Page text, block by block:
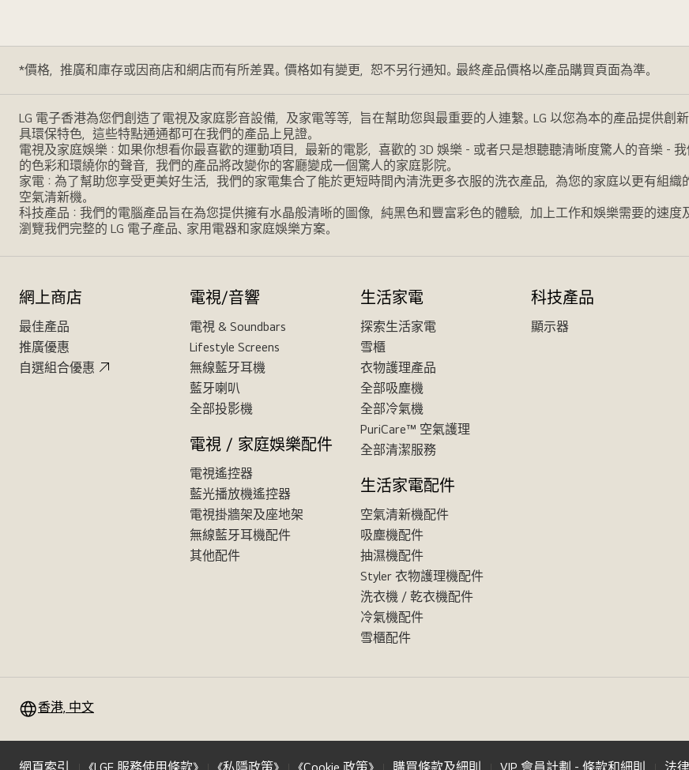
*價格，推廣和庫存或因商店和網店而有所差異。價格如有變更，恕不另行通知。最終產品價格以產品購買頁面為準。
LG 電子香港為您們創造了電視及家庭影音設備，及家電等等，旨在幫助您與最重要的人連繫。LG 以您為本的產品提供創
具環保特色，這些特點通通都可在我們的產品上見證。
電視及家庭娛樂：如果你想看你最喜歡的運動項目，最新的電影，喜歡的 3D 娛樂 - 或者只是想聽聽清晰度驚人的音樂 -
的色彩和環繞你的聲音，我們的產品將改變你的客廳變成一個驚人的家庭影院。
家電：為了幫助您享受更美好生活，我們的家電集合了能於更短時間內清洗更多衣服的洗衣產品，為您的家庭以更有組
空氣清新機。
科技產品：我們的電腦產品旨在為您提供擁有水晶般清晰的圖像，純黑色和豐富彩色的體驗，加上工作和娛樂需要的速度
瀏覽我們完整的 LG 電子產品、家用電器和家庭娛樂方案。
網上商店
最佳產品
推廣優惠
自選組合優惠
電視/音響
電視 & Soundbars
Lifestyle Screens
無線藍牙耳機
藍牙喇叭
全部投影機
電視 / 家庭娛樂配件
電視遙控器
藍光播放機遙控器
電視掛牆架及座地架
無線藍牙耳機配件
其他配件
生活家電
探索生活家電
雪櫃
衣物護理產品
全部吸塵機
全部冷氣機
PuriCare™ 空氣護理
全部清潔服務
生活家電配件
空氣清新機配件
吸塵機配件
抽濕機配件
Styler 衣物護理機配件
洗衣機 / 乾衣機配件
冷氣機配件
雪櫃配件
科技產品
顯示器
香港, 中文